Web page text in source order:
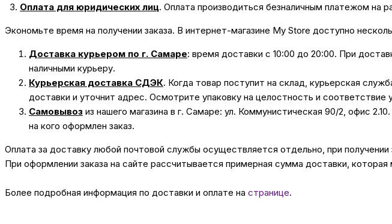
3. Оплата для юридических лиц. Оплата производиться безналичным платежом на
Экономьте время на получении заказа. В интернет-магазине My Store доступно
Доставка курьером по г. Самаре: время доставки с 10:00 до 20:00. При
наличными курьеру.
Курьерская доставка СДЭК. Когда товар поступит на склад, курьерская
доставки и уточнит адрес. Осмотрите упаковку на целостность и соответствие
Самовывоз из нашего магазина в г. Самаре: ул. Коммунистическая 90/2, офис
на кого оформлен заказ.
Оплата за доставку любой почтовой службы осуществляется отдельно, при получении
При оформлении заказа на сайте рассчитывается примерная сумма доставки,
Более подробная информация по доставки и оплате на странице.